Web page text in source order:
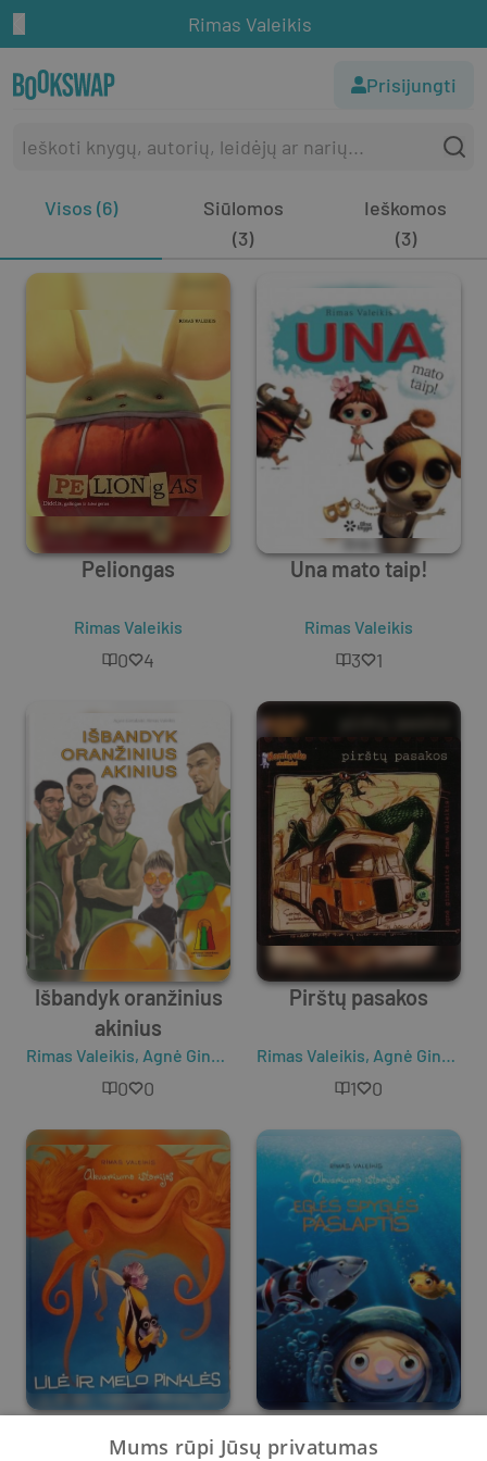
Rimas Valeikis
Prisijungti
Visos (6)
Siūlomos
(3)
Ieškomos
(3)
Peliongas
Rimas Valeikis
0 4
Una mato taip!
Rimas Valeikis
3 1
Išbandyk oranžinius
akinius
Rimas Valeikis, Agnė Gintalaitė
0 0
Pirštų pasakos
Rimas Valeikis, Agnė Gintalaitė
1 0
Lilė ir melo pinklės
Eglės Spyglės
Mums rūpi Jūsų privatumas